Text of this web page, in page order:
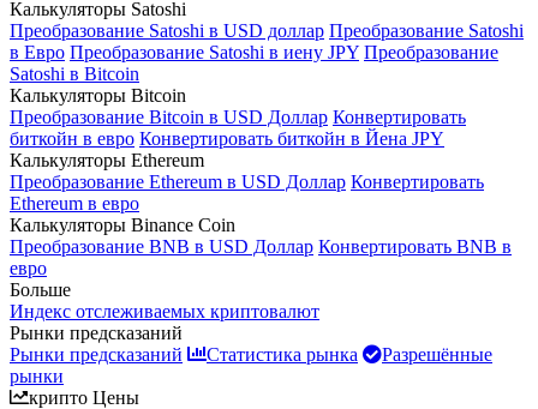
Калькуляторы Satoshi
Преобразование Satoshi в USD доллар Преобразование Satoshi
в Евро Преобразование Satoshi в иену JPY Преобразование
Satoshi в Bitcoin
Калькуляторы Bitcoin
Преобразование Bitcoin в USD Доллар Конвертировать
биткойн в евро Конвертировать биткойн в Йена JPY
Калькуляторы Ethereum
Преобразование Ethereum в USD Доллар Конвертировать
Ethereum в евро
Калькуляторы Binance Coin
Преобразование BNB в USD Доллар Конвертировать BNB в
евро
Больше
Индекс отслеживаемых криптовалют
Рынки предсказаний
Рынки предсказаний
Статистика рынка
Разрешённые
рынки
крипто Цены